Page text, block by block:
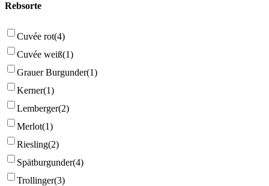
Rebsorte
Cuvée rot(4)
Cuvée weiß(1)
Grauer Burgunder(1)
Kerner(1)
Lemberger(2)
Merlot(1)
Riesling(2)
Spätburgunder(4)
Trollinger(3)